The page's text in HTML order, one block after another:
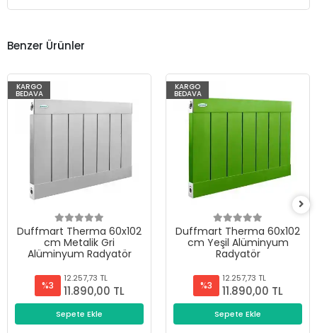
Benzer Ürünler
KARGO
BEDAVA
Duffmart Therma 60x102
cm Metalik Gri
Alüminyum Radyatör
%3
12.257,73 TL
11.890,00 TL
Sepete Ekle
KARGO
BEDAVA
Duffmart Therma 60x102
cm Yeşil Alüminyum
Radyatör
%3
12.257,73 TL
11.890,00 TL
Sepete Ekle